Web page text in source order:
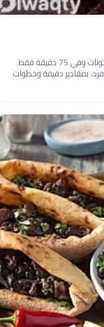
طريقة عمل لقمة القاضي خطوة بخطوة بـ12 مكونات وفي 75 دقيقة فقط.
وصفة سهلة ومجرّبة من مطبخ دلوقتي تكفي 2 فرد، بمقادير دقيقة وخطوات